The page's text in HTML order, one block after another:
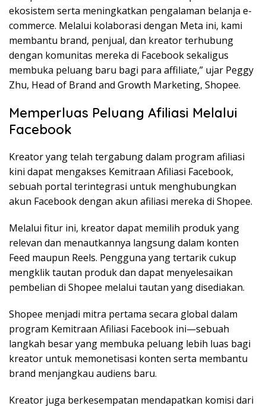
ekosistem serta meningkatkan pengalaman belanja e-
commerce. Melalui kolaborasi dengan Meta ini, kami
membantu brand, penjual, dan kreator terhubung
dengan komunitas mereka di Facebook sekaligus
membuka peluang baru bagi para affiliate,” ujar Peggy
Zhu, Head of Brand and Growth Marketing, Shopee.
Memperluas Peluang Afiliasi Melalui
Facebook
Kreator yang telah tergabung dalam program afiliasi
kini dapat mengakses Kemitraan Afiliasi Facebook,
sebuah portal terintegrasi untuk menghubungkan
akun Facebook dengan akun afiliasi mereka di Shopee.
Melalui fitur ini, kreator dapat memilih produk yang
relevan dan menautkannya langsung dalam konten
Feed maupun Reels. Pengguna yang tertarik cukup
mengklik tautan produk dan dapat menyelesaikan
pembelian di Shopee melalui tautan yang disediakan.
Shopee menjadi mitra pertama secara global dalam
program Kemitraan Afiliasi Facebook ini—sebuah
langkah besar yang membuka peluang lebih luas bagi
kreator untuk memonetisasi konten serta membantu
brand menjangkau audiens baru.
Kreator juga berkesempatan mendapatkan komisi dari